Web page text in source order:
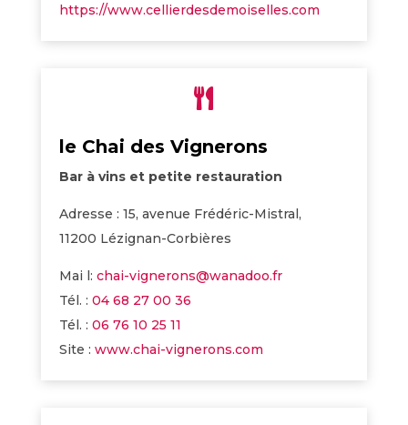
https://www.cellierdesdemoiselles.com

le Chai des Vignerons
Bar à vins et petite restauration
Adresse : 15, avenue Frédéric-Mistral,
11200 Lézignan-Corbières
Mai l: chai-vignerons@wanadoo.fr
Tél. : 04 68 27 00 36
Tél. : 06 76 10 25 11
Site : www.chai-vignerons.com